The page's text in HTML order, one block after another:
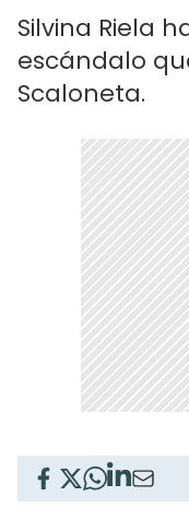
Silvina Riela
escándalo
Scaloneta.